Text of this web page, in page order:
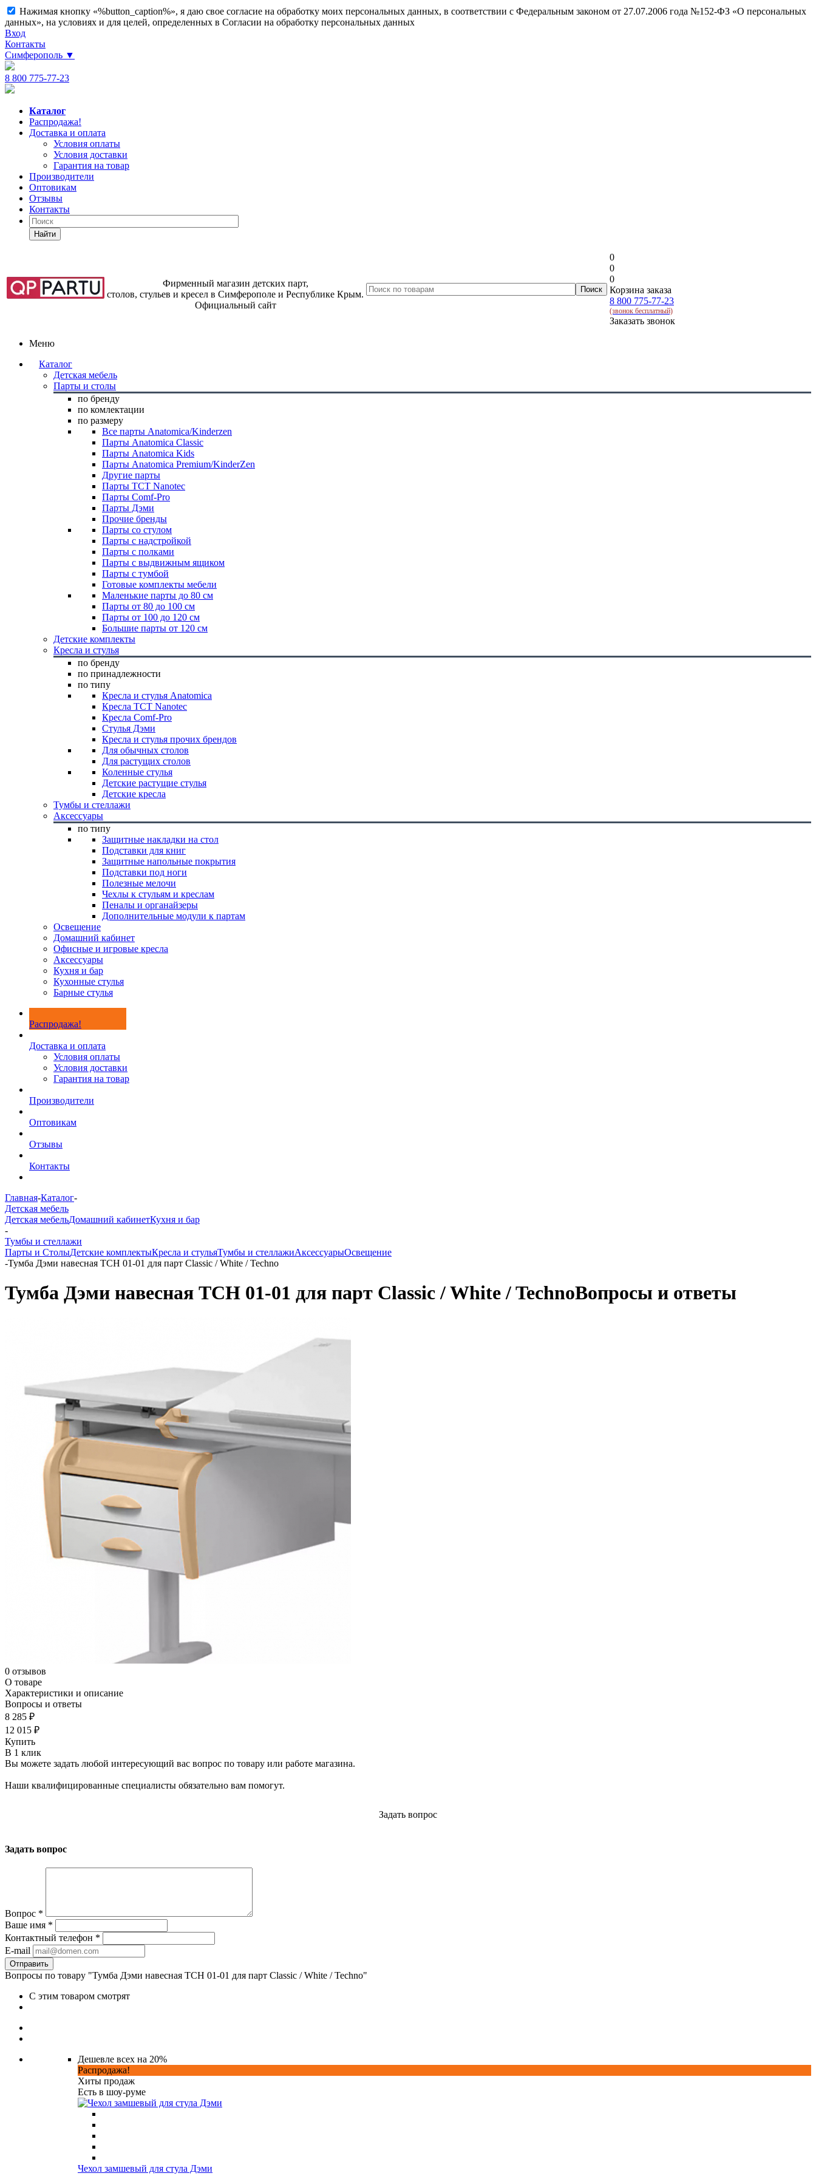
Нажимая кнопку «%button_caption%», я даю свое согласие на обработку моих персональных данных, в соответствии с Федеральным законом от 27.07.2006 года №152-ФЗ «О персональных
данных», на условиях и для целей, определенных в Согласии на обработку персональных данных
Вход
Контакты
Симферополь ▼
8 800 775-77-23
Каталог
Распродажа!
Доставка и оплата
Условия оплаты
Условия доставки
Гарантия на товар
Производители
Оптовикам
Отзывы
Контакты
Найти
Фирменный магазин детских парт,
столов, стульев и кресел в Симферополе и Республике Крым.
Официальный сайт
0
0
0
Корзина заказа
8 800 775-77-23
(звонок бесплатный)
Заказать звонок
Меню
Каталог
Детская мебель
Парты и столы
по бренду
по комлектации
по размеру
Все парты Anatomica/Kinderzen
Парты Anatomica Classic
Парты Anatomica Kids
Парты Anatomica Premium/KinderZen
Другие парты
Парты TCT Nanotec
Парты Comf-Pro
Парты Дэми
Прочие бренды
Парты со стулом
Парты с надстройкой
Парты с полками
Парты с выдвижным ящиком
Парты с тумбой
Готовые комплекты мебели
Маленькие парты до 80 см
Парты от 80 до 100 см
Парты от 100 до 120 см
Большие парты от 120 см
Детские комплекты
Кресла и стулья
по бренду
по принадлежности
по типу
Кресла и стулья Anatomica
Кресла TCT Nanotec
Кресла Comf-Pro
Стулья Дэми
Кресла и стулья прочих брендов
Для обычных столов
Для растущих столов
Коленные стулья
Детские растущие стулья
Детские кресла
Тумбы и стеллажи
Аксессуары
по типу
Защитные накладки на стол
Подставки для книг
Защитные напольные покрытия
Подставки под ноги
Полезные мелочи
Чехлы к стульям и креслам
Пеналы и органайзеры
Дополнительные модули к партам
Освещение
Домашний кабинет
Офисные и игровые кресла
Аксессуары
Кухня и бар
Кухонные стулья
Барные стулья
Распродажа!
Доставка и оплата
Условия оплаты
Условия доставки
Гарантия на товар
Производители
Оптовикам
Отзывы
Контакты
Главная-Каталог-
Детская мебель
Детская мебельДомашний кабинетКухня и бар
-
Тумбы и стеллажи
Парты и СтолыДетские комплектыКресла и стульяТумбы и стеллажиАксессуарыОсвещение
-Тумба Дэми навесная ТСН 01-01 для парт Classic / White / Techno
Тумба Дэми навесная ТСН 01-01 для парт Classic / White / TechnoВопросы и ответы
0 отзывов
О товаре
Характеристики и описание
Вопросы и ответы
8 285 ₽
12 015 ₽
Купить
В 1 клик
Вы можете задать любой интересующий вас вопрос по товару или работе магазина.
Наши квалифицированные специалисты обязательно вам помогут.
Задать вопрос
Задать вопрос
Вопрос *
Ваше имя *
Контактный телефон *
E-mail
Вопросы по товару "Тумба Дэми навесная ТСН 01-01 для парт Classic / White / Techno"
С этим товаром смотрят
Дешевле всех на 20%
Распродажа!
Хиты продаж
Есть в шоу-руме
Чехол замшевый для стула Дэми